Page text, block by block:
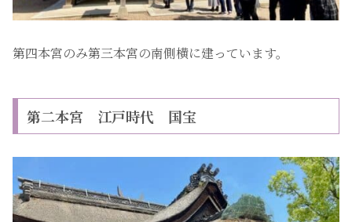
第四本宮のみ第三本宮の南側横に建っています。
第二本宮 江戸時代 国宝